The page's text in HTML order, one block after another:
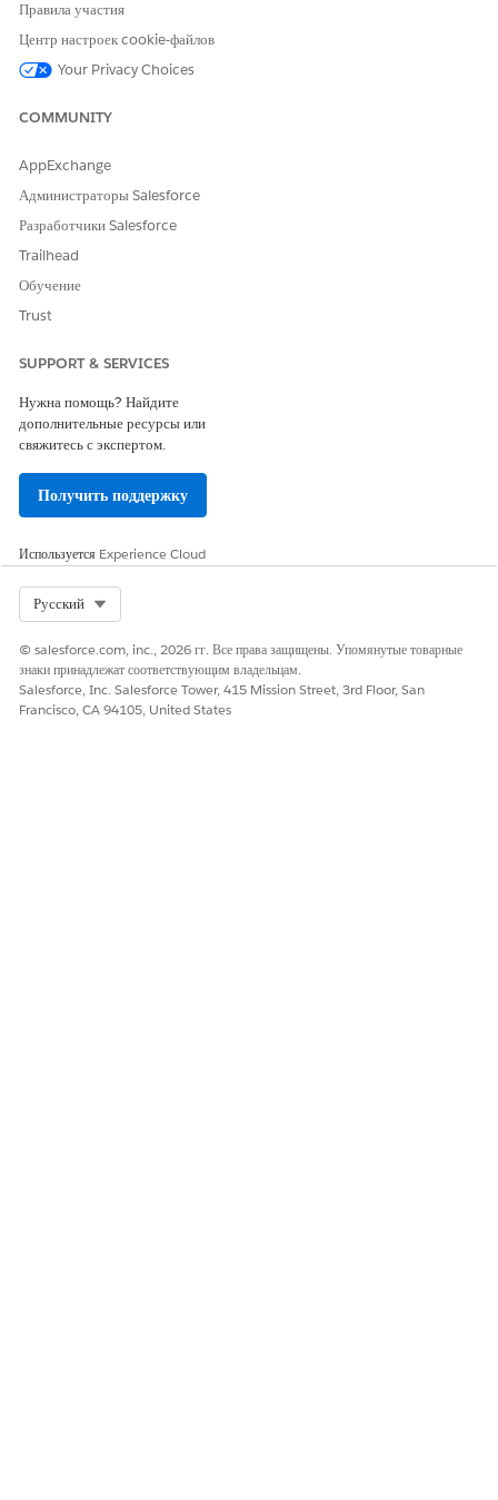
Создайте специальную вкладку на странице для этой
Выберите компонент Flexcard, размещенный на странице.
На панели свойств компонента найдите и выберите
Flexcard».
Сохраните и активируйте страницу.
Правила участия
Центр настроек cookie-файлов
Your Privacy Choices
COMMUNITY
AppExchange
Администраторы Salesforce
Разработчики Salesforce
Trailhead
Обучение
Trust
SUPPORT & SERVICES
Нужна помощь? Найдите
дополнительные ресурсы или
свяжитесь с экспертом.
Получить поддержку
Используется Experience Cloud
Русский
© salesforce.com, inc., 2026 гг. Все права защищены. Упомянутые товарные
знаки принадлежат соответствующим владельцам.
Salesforce, Inc. Salesforce Tower, 415 Mission Street, 3rd Floor, San
Francisco, CA 94105, United States